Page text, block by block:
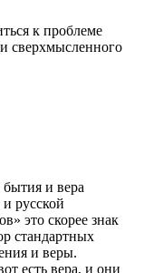
к проблеме
сверхмысленного
и вера
русской
это скорее знак
стандартных
и веры.
есть вера, и они